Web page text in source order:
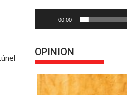
00:00
OPINION